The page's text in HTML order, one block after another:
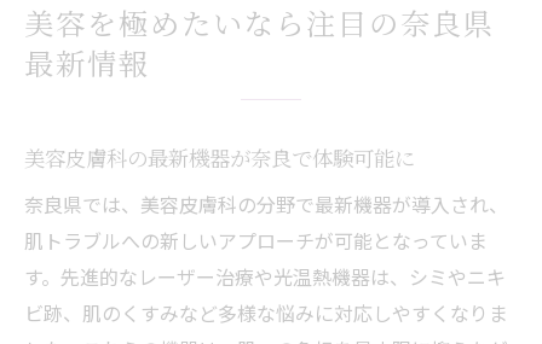
美容を極めたいなら注目の奈良県
最新情報
美容皮膚科の最新機器が奈良で体験可能に
奈良県では、美容皮膚科の分野で最新機器が導入され、
肌トラブルへの新しいアプローチが可能となっていま
す。先進的なレーザー治療や光温熱機器は、シミやニキ
ビ跡、肌のくすみなど多様な悩みに対応しやすくなりま